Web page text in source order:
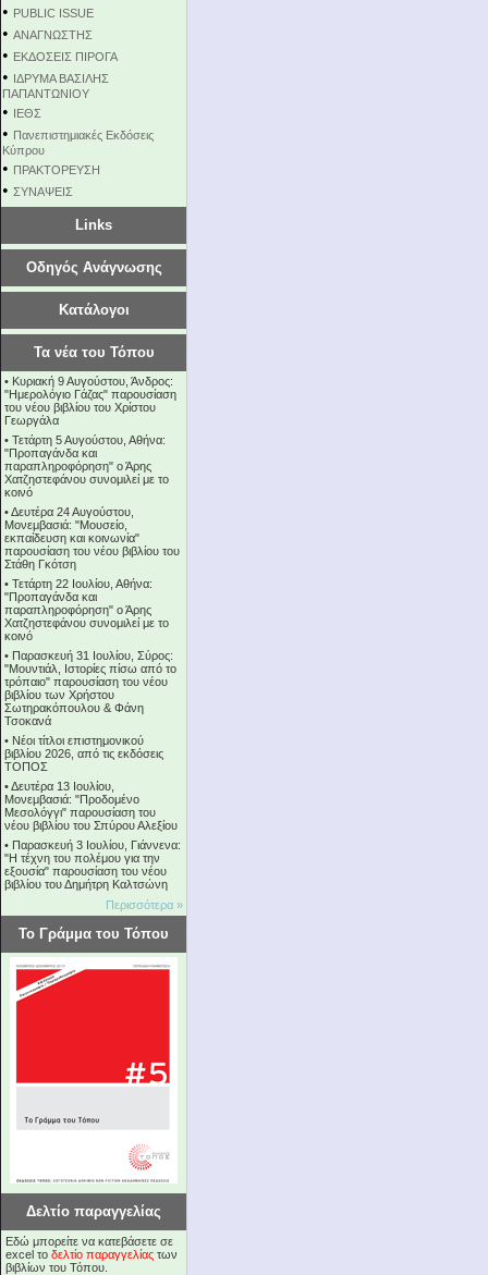
• PUBLIC ISSUE
• ΑΝΑΓΝΩΣΤΗΣ
• ΕΚΔΟΣΕΙΣ ΠΙΡΟΓΑ
• ΙΔΡΥΜΑ ΒΑΣΙΛΗΣ
ΠΑΠΑΝΤΩΝΙΟΥ
• ΙΕΘΣ
• Πανεπιστημιακές Εκδόσεις
Κύπρου
• ΠΡΑΚΤΟΡΕΥΣΗ
• ΣΥΝΑΨΕΙΣ
Links
Οδηγός Ανάγνωσης
Κατάλογοι
Τα νέα του Τόπου
• Κυριακή 9 Αυγούστου, Άνδρος:
"Ημερολόγιο Γάζας" παρουσίαση
του νέου βιβλίου του Χρίστου
Γεωργάλα
• Τετάρτη 5 Αυγούστου, Αθήνα:
"Προπαγάνδα και
παραπληροφόρηση" ο Άρης
Χατζηστεφάνου συνομιλεί με το
κοινό
•Δευτέρα 24 Αυγούστου,
Μονεμβασιά: "Μουσείο,
εκπαίδευση και κοινωνία"
παρουσίαση του νέου βιβλίου του
Στάθη Γκότση
• Τετάρτη 22 Ιουλίου, Αθήνα:
"Προπαγάνδα και
παραπληροφόρηση" ο Άρης
Χατζηστεφάνου συνομιλεί με το
κοινό
• Παρασκευή 31 Ιουλίου, Σύρος:
"Μουντιάλ, Ιστορίες πίσω από το
τρόπαιο" παρουσίαση του νέου
βιβλίου των Χρήστου
Σωτηρακόπουλου & Φάνη
Τσοκανά
• Νέοι τίτλοι επιστημονικού
βιβλίου 2026, από τις εκδόσεις
ΤΟΠΟΣ
•Δευτέρα 13 Ιουλίου,
Μονεμβασιά: "Προδομένο
Μεσολόγγι" παρουσίαση του
νέου βιβλίου του Σπύρου Αλεξίου
• Παρασκευή 3 Ιουλίου, Γιάννενα:
"Η τέχνη του πολέμου για την
εξουσία" παρουσίαση του νέου
βιβλίου του Δημήτρη Καλτσώνη
Περισσότερα »
Το Γράμμα του Τόπου
Δελτίο παραγγελίας
Εδώ μπορείτε να κατεβάσετε σε
excel το δελτίο παραγγελίας των
βιβλίων του Τόπου.